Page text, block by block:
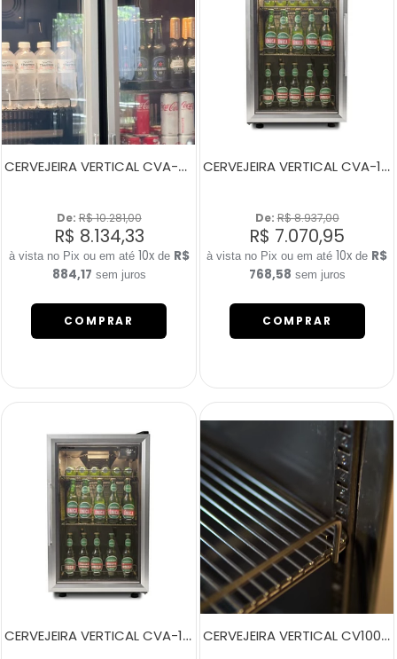
CERVEJEIRA VERTICAL CVA-200 SMART PORTA DIREITA
De: R$ 10.281,00
R$ 8.134,33
10xde R$
884,17 sem juros
COMPRAR
CERVEJEIRA VERTICAL CVA-100 SMART PORTA ESQUERDA
De: R$ 8.937,00
R$ 7.070,95
10x de R$
768,58 sem juros
COMPRAR
CERVEJEIRA VERTICAL CVA-100 SMART PORTA DIREITA CERVEJEIRA VERTICAL CV100 PORTA ESQUERDA